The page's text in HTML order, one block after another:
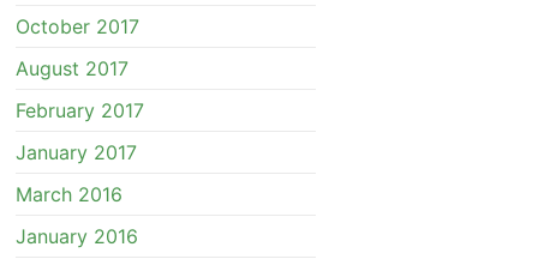
October 2017
August 2017
February 2017
January 2017
March 2016
January 2016